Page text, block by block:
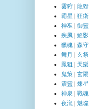
雲狩
龍犽
霸星
狂衛
神巫
御靈
疾風
絕影
獵魂
森守
舞月
玄祭
鳳狙
天樂
鬼策
玄陽
震靈
煉星
神泉
戰魂
夜瀧
魅噬